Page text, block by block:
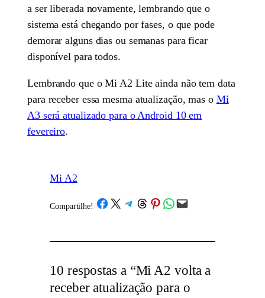
a ser liberada novamente, lembrando que o
sistema está chegando por fases, o que pode
demorar alguns dias ou semanas para ficar
disponível para todos.
Lembrando que o Mi A2 Lite ainda não tem data
para receber essa mesma atualização, mas o Mi
A3 será atualizado para o Android 10 em
fevereiro.
Mi A2
Compartilhe!/Share on Facebook
Share on X Share on Telegram
Share on Threads
Share on Pinterest
Share on WhatsApp
Email this Page
10 respostas a “Mi A2 volta a
receber atualização para o